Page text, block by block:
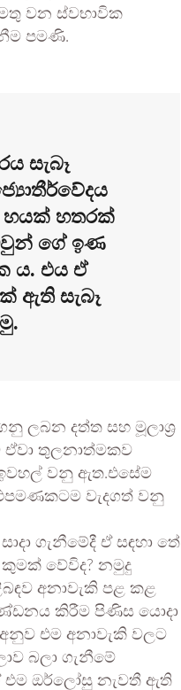
වන ස්වභාවික
පමණි.
සැබෑ
හයක් හතරක්
ගේ ඉණ
ය. එය ඒ
ඇති සැබෑ
ලබන දත්ත සහ මූලාශ්‍ර
ඒවා තුලනාත්මකව
වනු ඇත.එසේම
වැදගත් වනු
ගැනීමේදී ඒ සඳහා තේ
වේවිද? නමුදු
අනාවැකි පළ කළ
කිරීම පිණිස යොදා
එම අනාවැකි වලට
බලා ගැනීමේ
එම ඔර්ලෝසු නැවතී ඇති